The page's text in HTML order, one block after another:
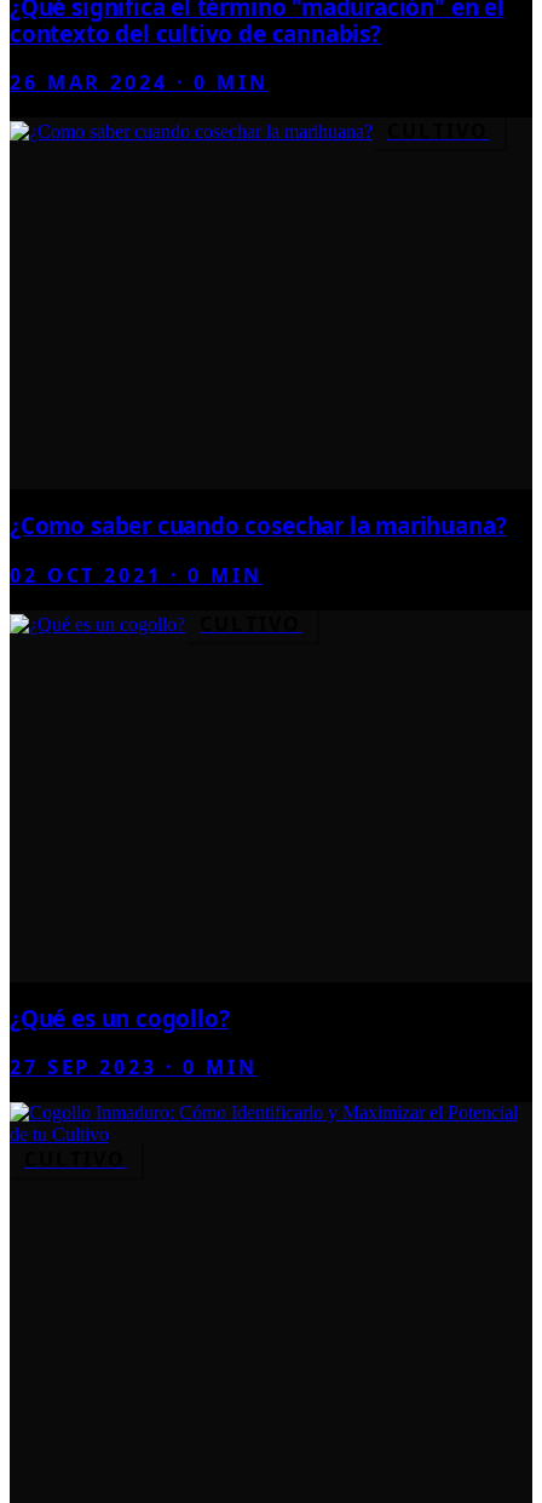
¿Qué significa el término "maduración" en el
contexto del cultivo de cannabis?
26 MAR 2024 ·0 MIN
¿Como saber cuando cosechar la marihuana?
02 OCT 2021 ·0 MIN
¿Qué es un cogollo?
27 SEP 2023 ·0 MIN